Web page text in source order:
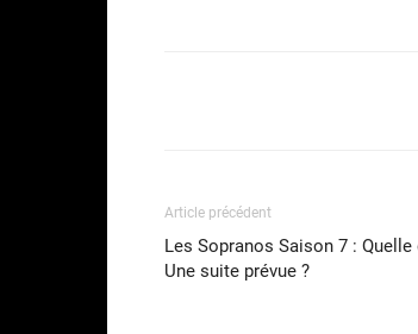
Article précédent
Les Sopranos Saison 7 :
Une suite prévue ?